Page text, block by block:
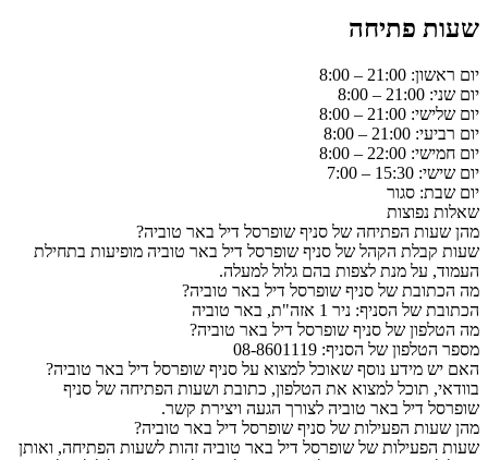
שעות פתיחה
יום ראשון: 21:00 – 8:00
יום שני: 21:00 – 8:00
יום שלישי: 21:00 – 8:00
יום רביעי: 21:00 – 8:00
יום חמישי: 22:00 – 8:00
יום שישי: 15:30 – 7:00
יום שבת: סגור
שאלות נפוצות
מהן שעות הפתיחה של סניף שופרסל דיל באר טוביה?
שעות קבלת הקהל של סניף שופרסל דיל באר טוביה מופיעות בתחילת
העמוד, על מנת לצפות בהם גלול למעלה.
מה הכתובת של סניף שופרסל דיל באר טוביה?
הכתובת של הסניף: ניר 1 אזה"ת, באר טוביה
מה הטלפון של סניף שופרסל דיל באר טוביה?
מספר הטלפון של הסניף: 08-8601119
האם יש מידע נוסף שאוכל למצוא על סניף שופרסל דיל באר טוביה?
בוודאי, תוכל למצוא את הטלפון, כתובת ושעות הפתיחה של סניף
שופרסל דיל באר טוביה לצורך הגעה ויצירת קשר.
מהן שעות הפעילות של סניף שופרסל דיל באר טוביה?
שעות הפעילות של שופרסל דיל באר טוביה זהות לשעות הפתיחה, ואותן